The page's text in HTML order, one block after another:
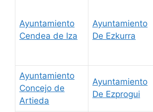
Ayuntamiento
Cendea de Iza
Ayuntamiento
De Ezkurra
Ayuntamiento
Concejo de
Artieda
Ayuntamiento
De Ezprogui